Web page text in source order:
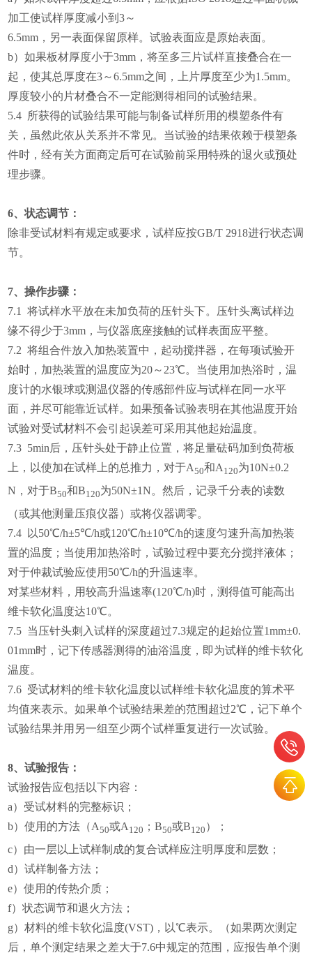
加工使试样厚度减小到3～
6.5mm，另一表面保留原样。试验表面应是原始表面。
b）如果板材厚度小于3mm，将至多三片试样直接叠合在一
起，使其总厚度在3～6.5mm之间，上片厚度至少为1.5mm。
厚度较小的片材叠合不一定能测得相同的试验结果。
5.4 所获得的试验结果可能与制备试样所用的模塑条件有
关，虽然此依从关系并不常见。当试验的结果依赖于模塑条
件时，经有关方面商定后可在试验前采用特殊的退火或预处
理步骤。
6、状态调节：
除非受试材料有规定或要求，试样应按GB/T 2918进行状态调
节。
7、操作步骤：
7.1 将试样水平放在未加负荷的压针头下。压针头离试样边
缘不得少于3mm，与仪器底座接触的试样表面应平整。
7.2 将组合件放入加热装置中，起动搅拌器，在每项试验开
始时，加热装置的温度应为20～23℃。当使用加热浴时，温
度计的水银球或测温仪器的传感部件应与试样在同一水平
面，并尽可能靠近试样。如果预备试验表明在其他温度开始
试验对受试材料不会引起误差可采用其他起始温度。
7.3 5min后，压针头处于静止位置，将足量砝码加到负荷板
上，以使加在试样上的总推力，对于A50和A 120为10N±0.2
N，对于B50和B120为50N±1N。然后，记录千分表的读数
（或其他测量压痕仪器）或将仪器调零。
7.4 以50℃/h±5℃/h或120℃/h±10℃/h的速度匀速升高加热装
置的温度；当使用加热浴时，试验过程中要充分搅拌液体；
对于仲裁试验应使用50℃/h的升温速率。
对某些材料，用较高升温速率(120℃/h)时，测得值可能高出
维卡软化温度达10℃。
7.5 当压针头刺入试样的深度超过7.3规定的起始位置1mm±0.
01mm时，记下传感器测得的油浴温度，即为试样的维卡软化
温度。
7.6 受试材料的维卡软化温度以试样维卡软化温度的算术平
均值来表示。如果单个试验结果差的范围超过2℃，记下单个
试验结果并用另一组至少两个试样重复进行一次试验。
8、试验报告：
试验报告应包括以下内容：
a）受试材料的完整标识；
b）使用的方法（A50或A 120 ；B50或B120 ）；
c）由一层以上试样制成的复合试样应注明厚度和层数；
d）试样制备方法；
e）使用的传热介质；
f）状态调节和退火方法；
g）材料的维卡软化温度(VST)，以℃表示。（如果两次测定
后，单个测定结果之差大于7.6中规定的范围，应报告单个测